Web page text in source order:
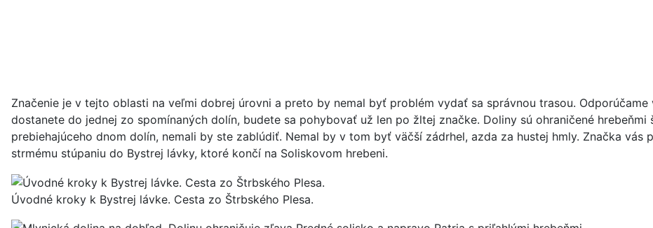
Značenie je v tejto oblasti na veľmi dobrej úrovni a preto by nemal byť problém vydať sa správnou trasou.
dostanete do jednej zo spomínaných dolín, budete sa pohybovať už len po žltej značke. Doliny sú ohraničené
prebiehajúceho dnom dolín, nemali by ste zablúdiť. Nemal by v tom byť väčší zádrhel, azda za hustej hmly. Značka
strmému stúpaniu do Bystrej lávky, ktoré končí na Soliskovom hrebeni.
Úvodné kroky k Bystrej lávke. Cesta zo Štrbského Plesa.